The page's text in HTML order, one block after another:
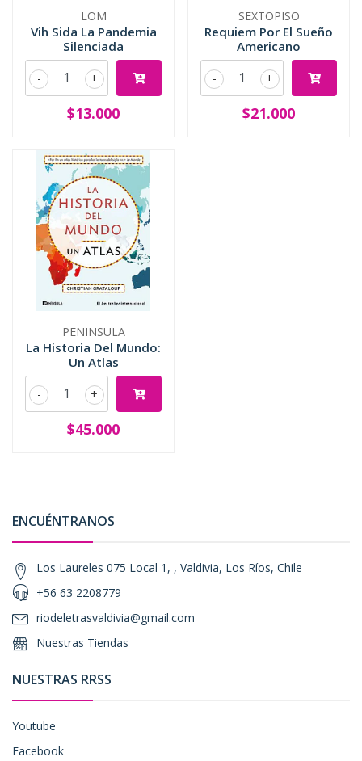
LOM
Vih Sida La Pandemia
Silenciada
+
-
$13.000
SEXTOPISO
Requiem Por El Sueño
Americano
+
-
$21.000
PENINSULA
La Historia Del Mundo:
Un Atlas
+
-
$45.000
ENCUÉNTRANOS
Los Laureles 075 Local 1, , Valdivia, Los Ríos, Chile
+56 63 2208779
riodeletrasvaldivia@gmail.com
Nuestras Tiendas
NUESTRAS RRSS
Youtube
Facebook